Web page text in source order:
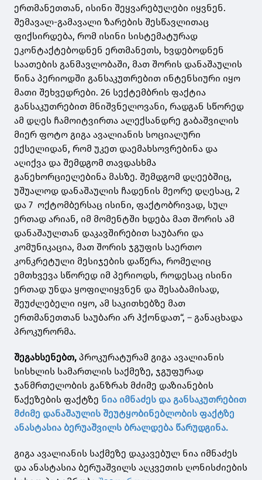
ერთმანეთთან, ისინი შეყვარებულები იყვნენ.
შემავალ-გამავალი ზარების შესწავლითაც
ფიქსირდება, რომ ისინი სისტემატურად
ეკონტაქტებოდნენ ერთმანეთს, ხვდებოდნენ
საათების განმავლობაში, მათ შორის დანაშაულის
წინა პერიოდში განსაკუთრებით ინტენსიური იყო
მათი შეხვედრები. 26 სექტემბრის ფაქტია
განსაკუთრებით მნიშვნელოვანი, რადგან სწორედ
ამ დღეს ჩამოიტვირთა ალექსანდრე გაბაშვილის
მიერ ფოტო გიგა ავალიანის სოციალური
ექსელიდან, რომ უკეთ დაემახსოვრებინა და
აღიქვა და შემდგომ თავდასხმა
განეხორციელებინა მასზე. შემდგომ დღეებშიც,
უშუალოდ დანაშაულის ჩადენის მეორე დღესაც, 2
და 7 ოქტომბერსაც ისინი, ფაქტობრივად, სულ
ერთად არიან, იმ მომენტში ხდება მათ შორის ამ
დანაშაულთან დაკავშირებით საუბარი და
კომუნიკაცია, მათ შორის ჯგუფის საერთო
კონკრეტული მესიჯების დაწერა, რომელიც
ემთხვევა სწორედ იმ პერიოდს, როდესაც ისინი
ერთად უნდა ყოფილიყვნენ და შესაბამისად,
შეუძლებელი იყო, ამ საკითხებზე მათ
ერთმანეთთან საუბარი არ ჰქონდათ“, – განაცხადა
პროკურორმა.
შეგახსენებთ, პროკურატურამ გიგა ავალიანის
სისხლის სამართლის საქმეზე, ჯგუფურად
ჯანმრთელობის განზრახ მძიმე დაზიანების
წაქეზების ფაქტზე ნია იმნაძეს და განსაკუთრებით
მძიმე დანაშაულის შეუტყობინებლობის ფაქტზე
ანასტასია ბერუაშვილს ბრალდება წარუდგინა.
გიგა ავალიანის საქმეზე დაკავებულ ნია იმნაძეს
და ანასტასია ბერუაშვილს აღკვეთის ღონისძიების